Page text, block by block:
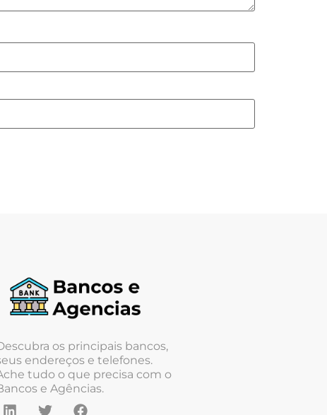
os principais bancos,
endereços e telefones.
tudo o que precisa com o
e Agências.